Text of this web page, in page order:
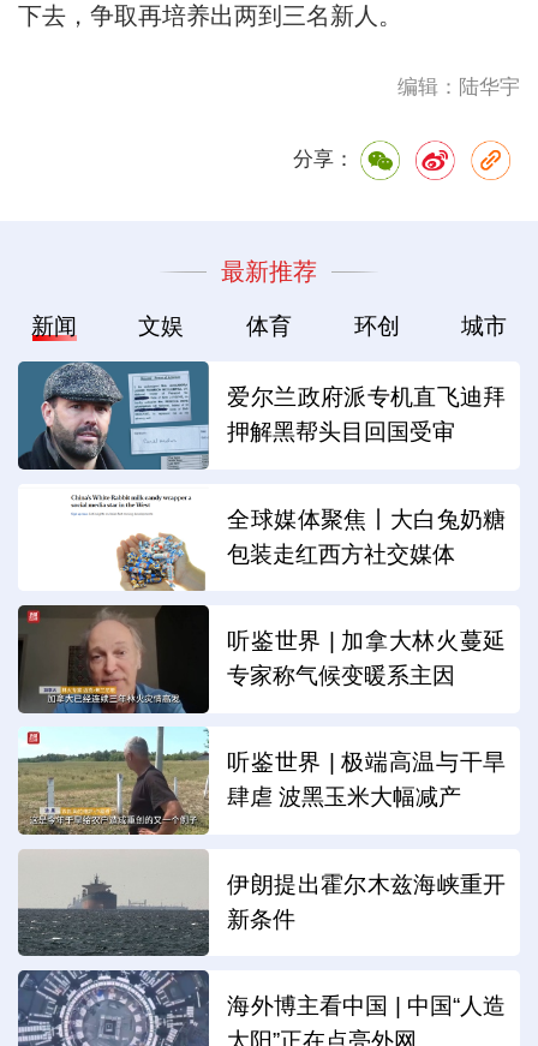
下去，争取再培养出两到三名新人。
编辑：陆华宇
分享：
最新推荐
新闻 文娱 体育 环创 城市
爱尔兰政府派专机直飞迪拜
押解黑帮头目回国受审
全球媒体聚焦丨大白兔奶糖
包装走红西方社交媒体
听鉴世界 | 加拿大林火蔓延
专家称气候变暖系主因
听鉴世界 | 极端高温与干旱
肆虐 波黑玉米大幅减产
伊朗提出霍尔木兹海峡重开
新条件
海外博主看中国 | 中国“人造
太阳”正在点亮外网